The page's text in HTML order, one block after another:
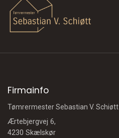
Firmainfo
Tømrermester Sebastian V. Schiøtt
Ærtebjergvej 6,
4230 Skælskør